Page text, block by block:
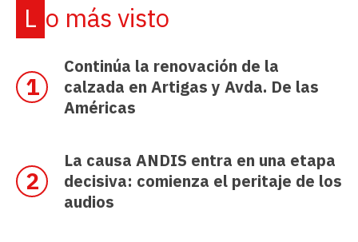
Lo más visto
Continúa la renovación de la
calzada en Artigas y Avda. De las
Américas
La causa ANDIS entra en una etapa
decisiva: comienza el peritaje de los
audios